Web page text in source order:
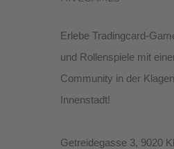
Erlebe Tradingcard-
und Rollenspiele mit
Community in der
Innenstadt!
Getreidegasse 3, 9020